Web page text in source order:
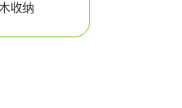
收纳